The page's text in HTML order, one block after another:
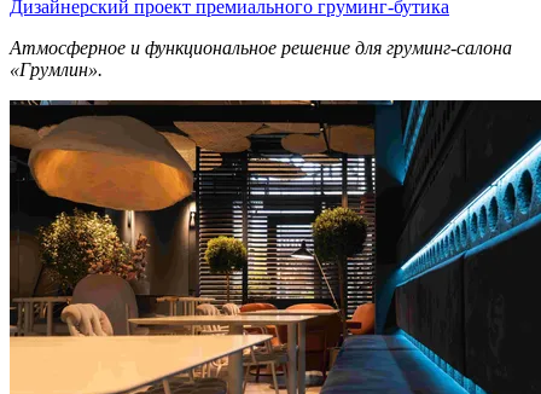
Дизайнерский проект премиального груминг-бутика
Атмосферное и функциональное решение для груминг-салона
«Грумлин».